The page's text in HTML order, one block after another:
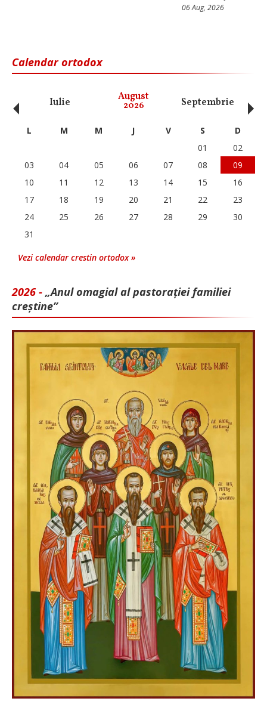
06 Aug, 2026
Calendar ortodox
Iulie August
2026 Septembrie
‹ L M M J V S
D
01
02
03
04 05 06 07 08
09
10
11 12 13 14 15
16
17
18 19 20 21 22
23
24
25 26 27 28 29
30
31
Vezi calendar crestin ortodox »
2026 - „Anul omagial al pastorației familiei
creștine”